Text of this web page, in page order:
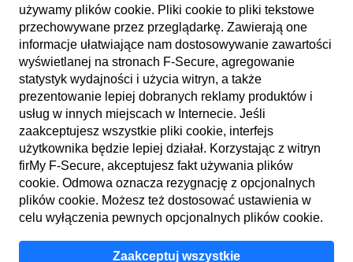
PL
Warunki użytkowania
Zasady zachowania poufności
Pliki cookie
używamy plików cookie. Pliki cookie to pliki tekstowe
przechowywane przez przeglądarkę. Zawierają one
informacje ułatwiające nam dostosowywanie zawartości
wyświetlanej na stronach F‑Secure, agregowanie
statystyk wydajności i użycia witryn, a także
prezentowanie lepiej dobranych reklamy produktów i
usług w innych miejscach w Internecie. Jeśli
zaakceptujesz wszystkie pliki cookie, interfejs
użytkownika będzie lepiej działał. Korzystając z witryn
firMy F‑Secure, akceptujesz fakt używania plików
cookie. Odmowa oznacza rezygnację z opcjonalnych
plików cookie. Możesz też dostosować ustawienia w
celu wyłączenia pewnych opcjonalnych plików cookie.
Zaakceptuj wszystkie